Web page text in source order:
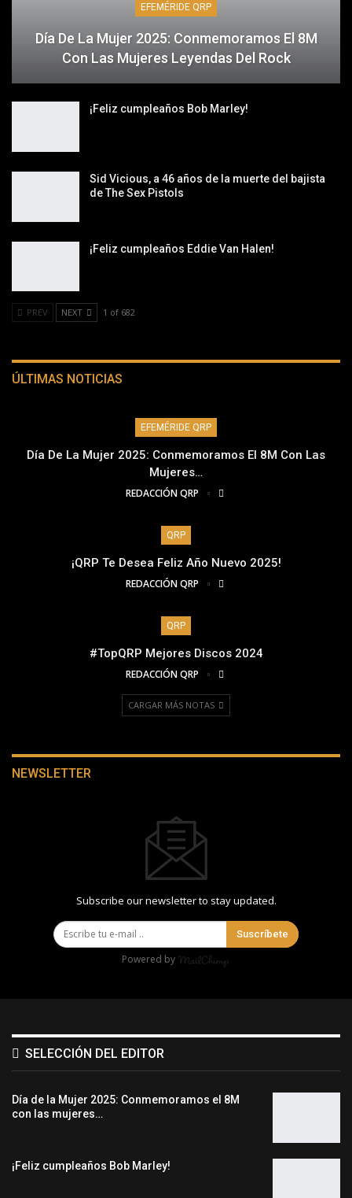
EFEMÉRIDE QRP
Día De La Mujer 2025: Conmemoramos El 8M
Con Las Mujeres Leyendas Del Rock
¡Feliz cumpleaños Bob Marley!
Sid Vicious, a 46 años de la muerte del bajista
de The Sex Pistols
¡Feliz cumpleaños Eddie Van Halen!
PREV NEXT 1 of 682
ÚLTIMAS NOTICIAS
EFEMÉRIDE QRP
Día De La Mujer 2025: Conmemoramos El 8M Con Las
Mujeres…
REDACCIÓN QRP
QRP
¡QRP Te Desea Feliz Año Nuevo 2025!
REDACCIÓN QRP
QRP
#TopQRP Mejores Discos 2024
REDACCIÓN QRP
CARGAR MÁS NOTAS
NEWSLETTER
Subscribe our newsletter to stay updated.
Suscríbete
Powered by
SELECCIÓN DEL EDITOR
Día de la Mujer 2025: Conmemoramos el 8M
con las mujeres…
¡Feliz cumpleaños Bob Marley!